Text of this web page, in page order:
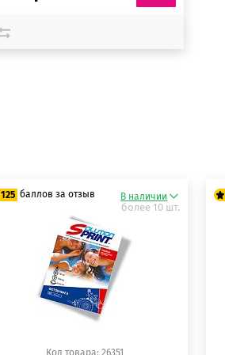
125 баллов за отзыв
125 баллов
125 баллов
В наличии
более 10 шт.